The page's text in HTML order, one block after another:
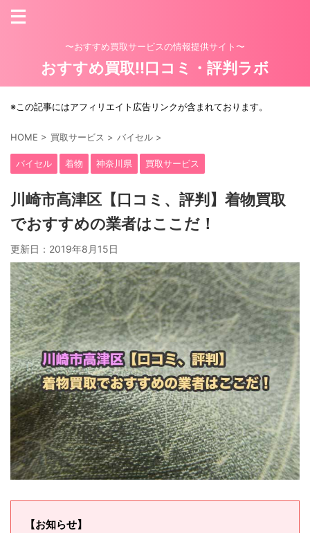
〜おすすめ買取サービスの情報提供サイト〜
おすすめ買取!!口コミ・評判ラボ
※この記事にはアフィリエイト広告リンクが含まれております。
HOME > 買取サービス > バイセル >
バイセル 着物 神奈川県 買取サービス
川崎市高津区【口コミ、評判】着物買取
でおすすめの業者はここだ！
更新日： 2019年8月15日
【お知らせ】